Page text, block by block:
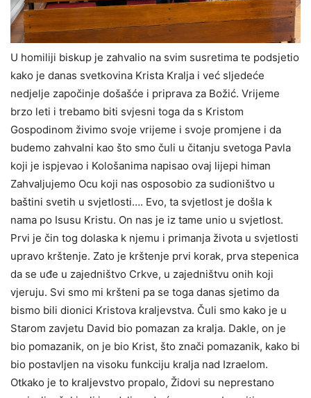
U homiliji biskup je zahvalio na svim susretima te podsjetio
kako je danas svetkovina Krista Kralja i već sljedeće
nedjelje započinje došašće i priprava za Božić. Vrijeme
brzo leti i trebamo biti svjesni toga da s Kristom
Gospodinom živimo svoje vrijeme i svoje promjene i da
budemo zahvalni kao što smo čuli u čitanju svetoga Pavla
koji je ispjevao i Kološanima napisao ovaj lijepi himan
Zahvaljujemo Ocu koji nas osposobio za sudioništvo u
baštini svetih u svjetlosti…. Evo, ta svjetlost je došla k
nama po Isusu Kristu. On nas je iz tame unio u svjetlost.
Prvi je čin tog dolaska k njemu i primanja života u svjetlosti
upravo krštenje. Zato je krštenje prvi korak, prva stepenica
da se uđe u zajedništvo Crkve, u zajedništvu onih koji
vjeruju. Svi smo mi kršteni pa se toga danas sjetimo da
bismo bili dionici Kristova kraljevstva. Čuli smo kako je u
Starom zavjetu David bio pomazan za kralja. Dakle, on je
bio pomazanik, on je bio Krist, što znači pomazanik, kako bi
bio postavljen na visoku funkciju kralja nad Izraelom.
Otkako je to kraljevstvo propalo, Židovi su neprestano